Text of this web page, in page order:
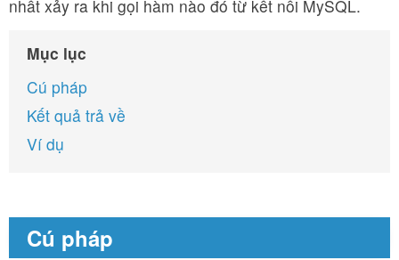
nhất xảy ra khi gọi hàm nào đó từ kết nối MySQL.
Mục lục
Cú pháp
Kết quả trả về
Ví dụ
Cú pháp